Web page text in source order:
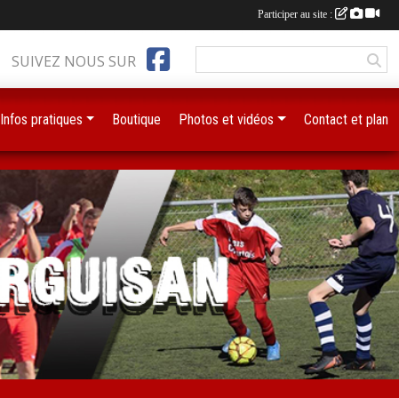
SUIVEZ NOUS SUR
Infos pratiques Boutique Photos et vidéos Contact et plan
Participer au site :